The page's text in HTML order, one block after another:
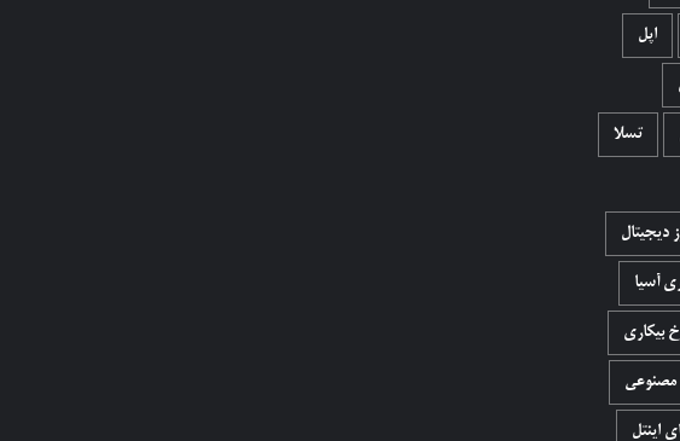
اپل
تسلا
دیجیتال
آسیا
بیکاری
اینتل